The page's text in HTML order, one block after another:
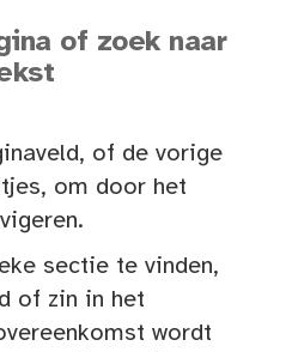
of zoek naar
of de vorige
om door het
sectie te vinden,
of zin in het
wordt